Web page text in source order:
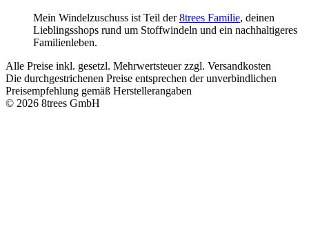
Mein Windelzuschuss ist Teil der8trees Familie, deinen
Lieblingsshops rund um Stoffwindeln und ein nachhaltigeres
Familienleben.
Alle Preise inkl. gesetzl. Mehrwertsteuer zzgl. Versandkosten
Die durchgestrichenen Preise entsprechen der unverbindlichen
Preisempfehlung gemäß Herstellerangaben
© 2026 8trees GmbH